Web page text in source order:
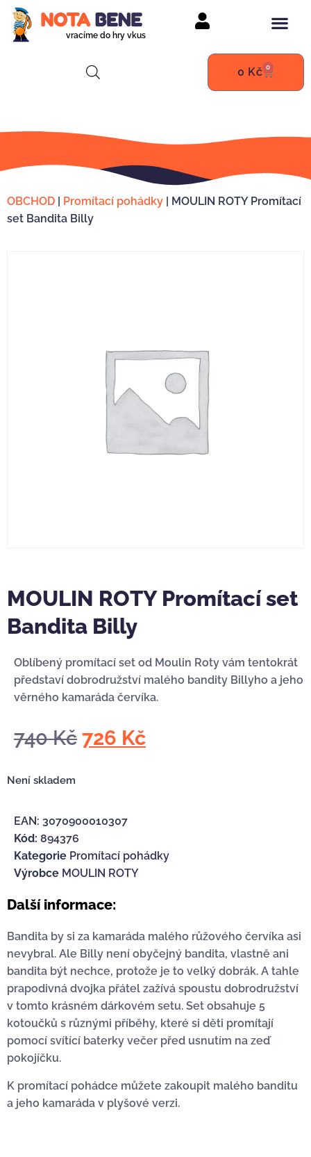
vracíme do hry vkus
0 Kč 0
OBCHOD | Promítací pohádky | MOULIN ROTY Promítací
set Bandita Billy
MOULIN ROTY Promítací set
Bandita Billy
Oblíbený promítací set od Moulin Roty vám tentokrát
představí dobrodružství malého bandity Billyho a jeho
věrného kamaráda červíka.
740Kč 726 Kč
Není skladem
EAN: 3070900010307
Kód: 894376
Kategorie Promítací pohádky
Výrobce MOULIN ROTY
Další informace:
Bandita by si za kamaráda malého růžového červíka asi
nevybral. Ale Billy není obyčejný bandita, vlastně ani
bandita být nechce, protože je to velký dobrák. A tahle
prapodivná dvojka přátel zažívá spoustu dobrodružství
v tomto krásném dárkovém setu. Set obsahuje 5
kotoučků s různými příběhy, které si děti promítají
pomocí svítící baterky večer před usnutím na zeď
pokojíčku.
K promítací pohádce můžete zakoupit malého banditu
a jeho kamaráda v plyšové verzi.